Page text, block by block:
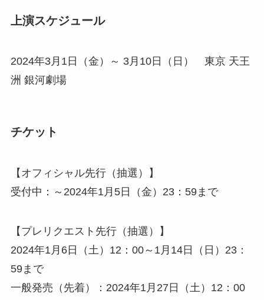
上演スケジュール
2024年3月1日（金）～ 3月10日（日） 東京 天王
洲 銀河劇場
チケット
【オフィシャル先行（抽選）】
受付中：～2024年1月5日（金）23：59まで
【プレリクエスト先行（抽選）】
2024年1月6日（土）12：00～1月14日（日）23：
59まで
一般発売（先着）：2024年1月27日（土）12：00